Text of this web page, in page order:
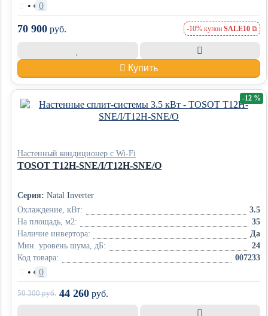
• 0
70 900 руб. -10% купон SALE10
Купить
Настенный кондиционер с Wi-Fi
TOSOT T12H-SNE/I/T12H-SNE/O
Серия: Natal Inverter
Охлаждение, кВт:
3.5
На площадь, м2:
35
Наличие инвертора:
Да
Мин. уровень шума, дБ:
24
Код товара:
007233
• 0
-12 %
50 300руб. 44 260 руб.